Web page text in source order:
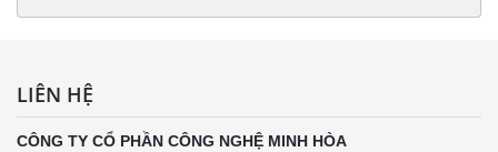
LIÊN HỆ
CÔNG TY CỔ PHẦN CÔNG NGHỆ MINH HÒA